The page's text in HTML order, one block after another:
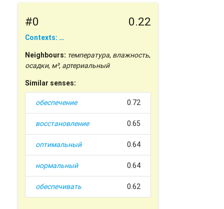
#0 0.22
Contexts: …
Neighbours: температура, влажность,
осадки, м³, артериальный
Similar senses:
обеспечение 0.72
восстановление 0.65
оптимальный 0.64
нормальный 0.64
обеспечивать 0.62